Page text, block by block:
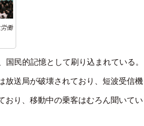
働
民的記憶として刷り込まれている。
放送局が破壊されており、短波受信機
おり、移動中の乗客はむろん聞いてい